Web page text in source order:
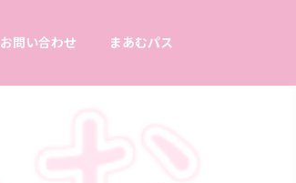
お問い合わせ まあむパス